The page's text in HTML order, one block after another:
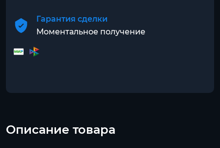
Гарантия сделки
Моментальное получение
Описание товара